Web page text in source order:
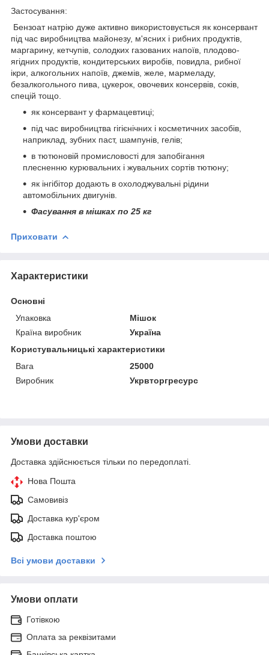
Застосування:
Бензоат натрію дуже активно використовується як консервант
під час виробництва майонезу, м'ясних і рибних продуктів,
маргарину, кетчупів, солодких газованих напоїв, плодово-
ягідних продуктів, кондитерських виробів, повидла, рибної
ікри, алкогольних напоїв, джемів, желе, мармеладу,
безалкогольного пива, цукерок, овочевих консервів, соків,
спецій тощо.
як консервант у фармацевтиці;
під час виробництва гігієнічних і косметичних засобів,
наприклад, зубних паст, шампунів, гелів;
в тютюновій промисловості для запобігання
плесненню курювальних і жувальних сортів тютюну;
як інгібітор додають в охолоджувальні рідини
автомобільних двигунів.
Фасування в мішках по 25 кг
Приховати
Характеристики
Основні
Упаковка
Мішок
Країна виробник
Україна
Користувальницькі характеристики
Вага
25000
Виробник
Укрвторгресурс
Умови доставки
Доставка здійснюється тільки по передоплаті.
Нова Пошта
Самовивіз
Доставка кур'єром
Доставка поштою
Всі умови доставки
Умови оплати
Готівкою
Оплата за реквізитами